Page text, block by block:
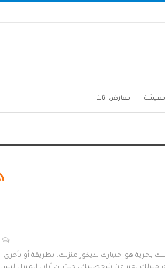
معارض اثاث
بحرية هو اختيارك لديكور منزلك، بطريقة أو بأخرى